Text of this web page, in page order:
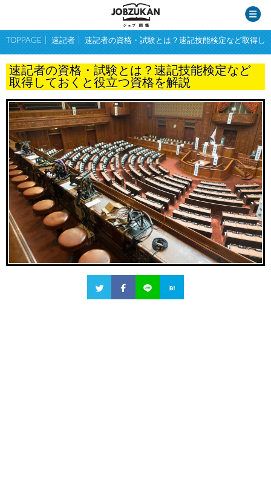
TOPPAGE 速記者 速記者の資格・試験とは？速記技能検定など取得し
速記者の資格・試験とは？速記技能検定など
取得しておくと役立つ資格を解説